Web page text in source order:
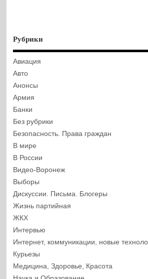
Рубрики
Авиация
Авто
Анонсы
Армия
Банки
Без рубрики
Безопасность. Права граждан
В мире
В России
Видео-Воронеж
Выборы
Дискуссии. Письма. Блогеры
Жизнь партийная
ЖКХ
Интервью
Интернет, коммуникации, новые
Курьезы
Медицина, Здоровье, Красота